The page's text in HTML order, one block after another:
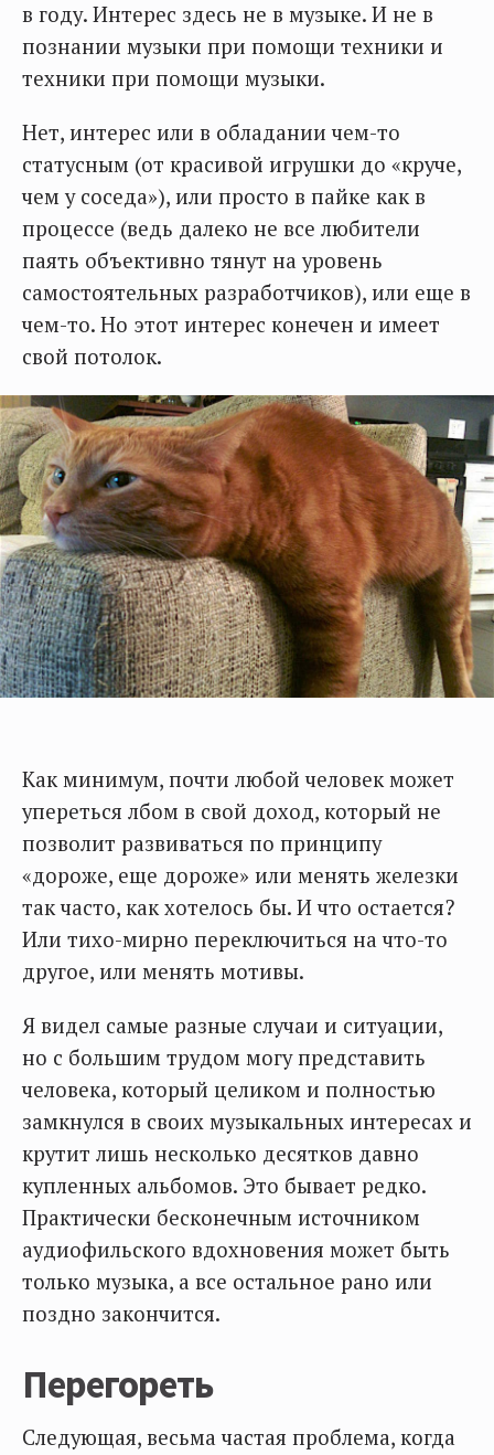
в году. Интерес здесь не в музыке. И не в
познании музыки при помощи техники и
техники при помощи музыки.
Нет, интерес или в обладании чем-то
статусным (от красивой игрушки до «круче,
чем у соседа»), или просто в пайке как в
процессе (ведь далеко не все любители
паять объективно тянут на уровень
самостоятельных разработчиков), или еще в
чем-то. Но этот интерес конечен и имеет
свой потолок.
Как минимум, почти любой человек может
упереться лбом в свой доход, который не
позволит развиваться по принципу
«дороже, еще дороже» или менять железки
так часто, как хотелось бы. И что остается?
Или тихо-мирно переключиться на что-то
другое, или менять мотивы.
Я видел самые разные случаи и ситуации,
но с большим трудом могу представить
человека, который целиком и полностью
замкнулся в своих музыкальных интересах и
крутит лишь несколько десятков давно
купленных альбомов. Это бывает редко.
Практически бесконечным источником
аудиофильского вдохновения может быть
только музыка, а все остальное рано или
поздно закончится.
Перегореть
Следующая, весьма частая проблема, когда